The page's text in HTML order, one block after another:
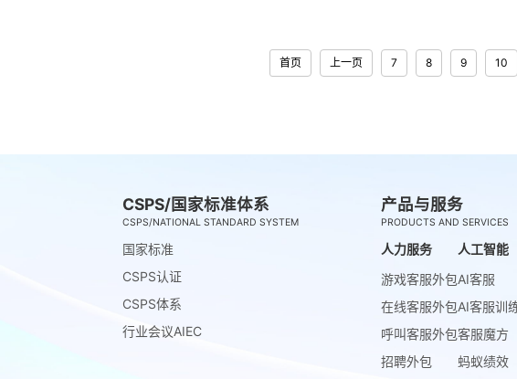
首页 上一页 7 8 9 10
CSPS/国家标准体系
CSPS/NATIONAL STANDARD SYSTEM
国家标准
CSPS认证
CSPS体系
行业会议AIEC
产品与服务
PRODUCTS AND SERVICES
人力服务
游戏客服外包
在线客服外包
呼叫客服外包
招聘外包
人工智能
AI客服
AI客服训
客服魔方
蚂蚁绩效